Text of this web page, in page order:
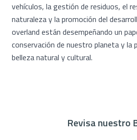
vehículos, la gestión de residuos, el
naturaleza y la promoción del
overland están desempeñando un
conservación de nuestro planeta y la
belleza natural y cultural.
Revisa nuestro